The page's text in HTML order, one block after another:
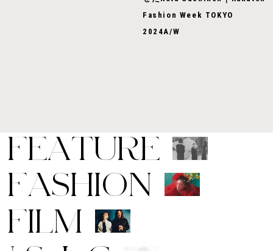
Fashion Week TOKYO
2024A/W
FEATURE
FASHION
FILM